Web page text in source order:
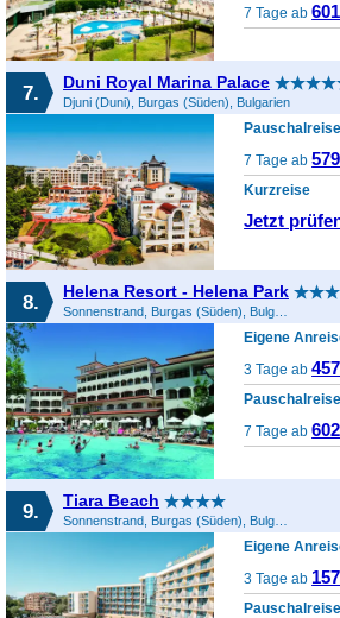
7 Tage ab
7. Duni Royal Marina Palace
Djuni (Duni), Burgas (Süden), Bulgarien
7 Tage ab
Kurzreise
Jetzt
8. Helena Resort - Helena Park
Sonnenstrand, Burgas (Süden), Bulgarien
Eigene
3 Tage ab
7 Tage ab
9. Tiara Beach
Sonnenstrand, Burgas (Süden), Bulgarien
Eigene
3 Tage ab